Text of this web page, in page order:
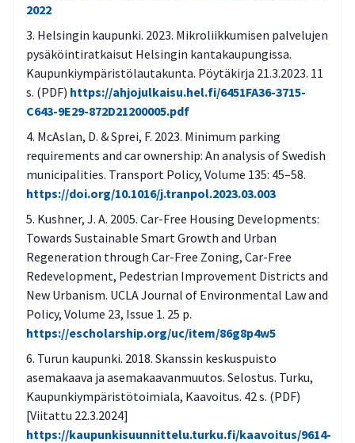
jälkeen?
Ovatko ilmastonmuutoksen hillintää ja
muutokseen sopeutumista edistävät
toimet tasapainossa? Millaisia myönteisiä
ja kielteisiä ristikkäisvaikutuksia on
tunnistettu?
Miten mahdollistetaan toiminnan jatkuvuus
ja sitoutuminen ilmastokestävään
suunnitteluun kaupungissa?
Onko tunnistettu sidosryhmät, joihin
suunnitelmalla on vaikutuksia?
Onko prosessin etenemisestä viestitty
kattavasti ja läpinäkyvästi?
Onko sidosryhmien osallistumista tuettu
monipuolisesti eri keinoin esimerkiksi
erilaisia aluekehityspelejä hyödyntämällä?
Onko huolehdittu siitä, että kaikkien äänet
saadaan esiin prosessissa ja otettu
2022
Helsingin kaupunki. 2023. Mikroliikkumisen palvelujen
pysäköintiratkaisut Helsingin kantakaupungissa.
Kaupunkiympäristölautakunta. Pöytäkirja 21.3.2023. 11
s. (PDF) https://ahjojulkaisu.hel.fi/6451FA36-3715-
C643-9E29-872D21200005.pdf
McAslan, D. & Sprei, F. 2023. Minimum parking
requirements and car ownership: An analysis of Swedish
municipalities. Transport Policy, Volume 135: 45–58.
https://doi.org/10.1016/j.tranpol.2023.03.003
Kushner, J. A. 2005. Car-Free Housing Developments:
Towards Sustainable Smart Growth and Urban
Regeneration through Car-Free Zoning, Car-Free
Redevelopment, Pedestrian Improvement Districts and
New Urbanism. UCLA Journal of Environmental Law and
Policy, Volume 23, Issue 1. 25 p.
https://escholarship.org/uc/item/86g8p4w5
Turun kaupunki. 2018. Skanssin keskuspuisto
asemakaava ja asemakaavanmuutos. Selostus. Turku,
Kaupunkiympäristötoimiala, Kaavoitus. 42 s. (PDF)
[Viitattu 22.3.2024]
https://kaupunkisuunnittelu.turku.fi/kaavoitus/9614-